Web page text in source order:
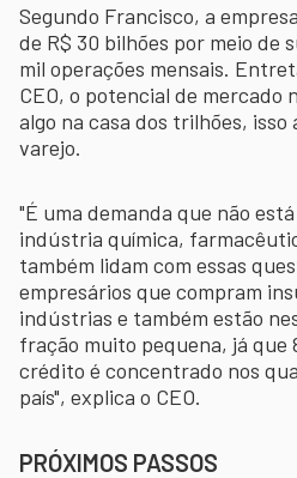
Segundo Francisco, a
de R$ 30 bilhões por meio de
mil operações mensais.
CEO, o potencial de mercado
algo na casa dos trilhões, isso
varejo.
"É uma demanda que não
indústria química,
também lidam com essas
empresários que compram
indústrias e também estão
fração muito pequena, já que
crédito é concentrado nos
país", explica o CEO.
PRÓXIMOS PASSOS